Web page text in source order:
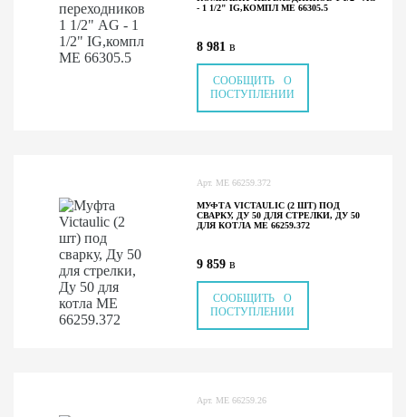
- 1 1/2" IG,КОМПЛ ME 66305.5
8 981 в
СООБЩИТЬ О
ПОСТУПЛЕНИИ
Арт. ME 66259.372
МУФТА VICTAULIC (2 ШТ) ПОД
СВАРКУ, ДУ 50 ДЛЯ СТРЕЛКИ, ДУ 50
ДЛЯ КОТЛА ME 66259.372
9 859 в
СООБЩИТЬ О
ПОСТУПЛЕНИИ
Арт. ME 66259.26